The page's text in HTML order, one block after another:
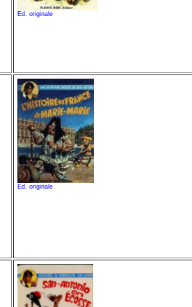
Ed. originale
Ed. originale